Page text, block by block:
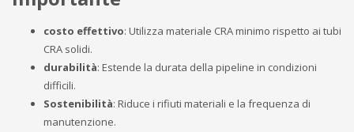
costo effettivo: Utilizza materiale CRA minimo rispetto ai tubi
CRA solidi.
durabilità: Estende la durata della pipeline in condizioni
difficili.
Sostenibilità: Riduce i rifiuti materiali e la frequenza di
manutenzione.